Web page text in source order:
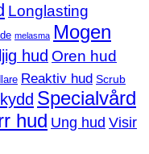
Longlasting
melasma Mogen
hud Oren hud
Reaktiv hud Scrub
Specialvård
hud Ung hud Visir